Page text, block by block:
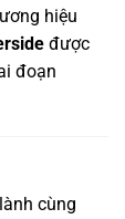
hiệu
được
đoạn
cùng